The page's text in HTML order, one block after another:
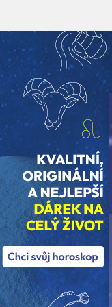
NA ROK 2026...[více]